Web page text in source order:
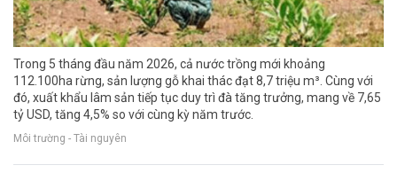
Trong 5 tháng đầu năm 2026, cả nước trồng mới khoảng
112.100ha rừng, sản lượng gỗ khai thác đạt 8,7 triệu m³. Cùng với
đó, xuất khẩu lâm sản tiếp tục duy trì đà tăng trưởng, mang về 7,65
tỷ USD, tăng 4,5% so với cùng kỳ năm trước.
Môi trường - Tài nguyên